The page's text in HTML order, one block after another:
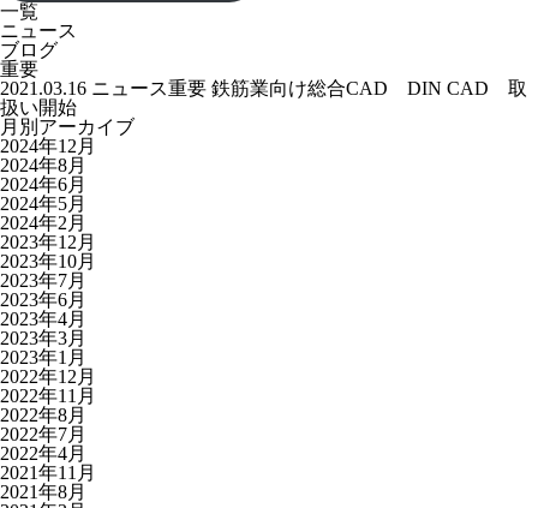
一覧
ニュース
ブログ
重要
2021.03.16 ニュース重要 鉄筋業向け総合CAD DIN CAD 取
扱い開始
月別アーカイブ
2024年12月
2024年8月
2024年6月
2024年5月
2024年2月
2023年12月
2023年10月
2023年7月
2023年6月
2023年4月
2023年3月
2023年1月
2022年12月
2022年11月
2022年8月
2022年7月
2022年4月
2021年11月
2021年8月